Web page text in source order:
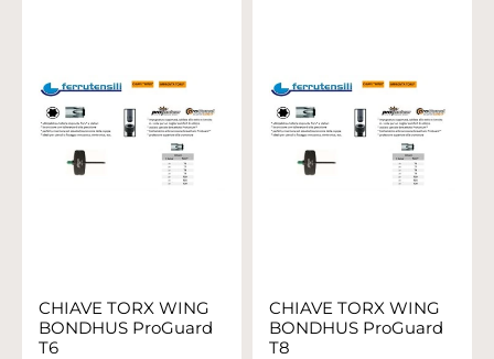
CHIAVE TORX WING
BONDHUS ProGuard
T6
CHIAVE TORX WING
BONDHUS ProGuard
T8